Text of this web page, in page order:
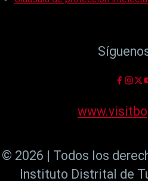
© 2026 | Todos los
Instituto Distrital de